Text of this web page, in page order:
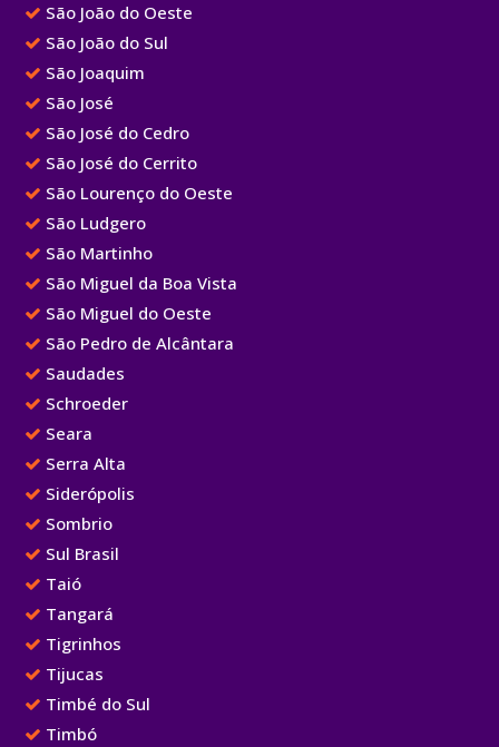
São João do Oeste
São João do Sul
São Joaquim
São José
São José do Cedro
São José do Cerrito
São Lourenço do Oeste
São Ludgero
São Martinho
São Miguel da Boa Vista
São Miguel do Oeste
São Pedro de Alcântara
Saudades
Schroeder
Seara
Serra Alta
Siderópolis
Sombrio
Sul Brasil
Taió
Tangará
Tigrinhos
Tijucas
Timbé do Sul
Timbó